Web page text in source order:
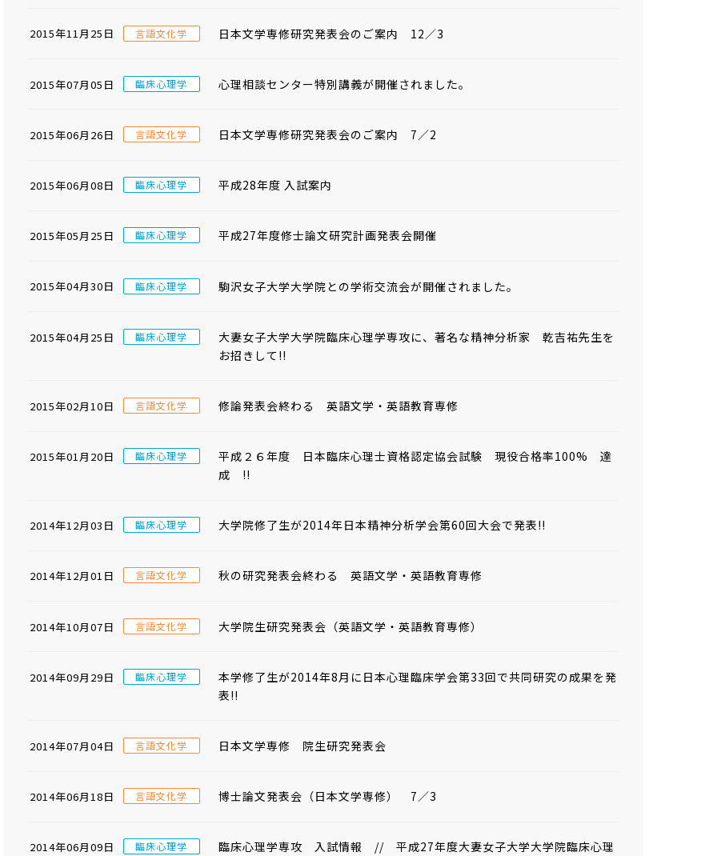
2015年11月25日 言語文化学 日本文学専修研究発表会のご案内 12／3
2015年07月05日 臨床心理学 心理相談センター特別講義が開催されました。
2015年06月26日 言語文化学 日本文学専修研究発表会のご案内 7／2
2015年06月08日 臨床心理学 平成28年度 入試案内
2015年05月25日 臨床心理学 平成27年度修士論文研究計画発表会開催
2015年04月30日 臨床心理学 駒沢女子大学大学院との学術交流会が開催されました。
2015年04月25日 臨床心理学
大妻女子大学大学院臨床心理学専攻に、著名な精神分析家 乾吉祐先生を
お招きして!!
2015年02月10日 言語文化学 修論発表会終わる 英語文学・英語教育専修
2015年01月20日 臨床心理学
平成２６年度 日本臨床心理士資格認定協会試験 現役合格率100% 達
成 !!
2014年12月03日 臨床心理学 大学院修了生が2014年日本精神分析学会第60回大会で発表!!
2014年12月01日 言語文化学 秋の研究発表会終わる 英語文学・英語教育専修
2014年10月07日 言語文化学 大学院生研究発表会（英語文学・英語教育専修）
2014年09月29日 臨床心理学
本学修了生が2014年8月に日本心理臨床学会第33回で共同研究の成果を発
表!!
2014年07月04日 言語文化学 日本文学専修 院生研究発表会
2014年06月18日 言語文化学 博士論文発表会（日本文学専修） 7／3
2014年06月09日 臨床心理学
臨床心理学専攻 入試情報 // 平成27年度大妻女子大学大学院臨床心理